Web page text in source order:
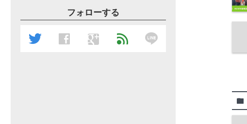
folder
フォローする
twitter facebook google feed line